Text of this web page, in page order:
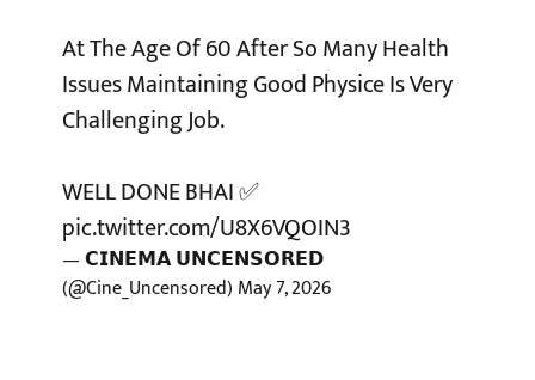
At The Age Of 60 After So Many Health
Issues Maintaining Good Physice Is Very
Challenging Job.
WELL DONE BHAI ✅
pic.twitter.com/U8X6VQOIN3
— 𝗖𝗜𝗡𝗘𝗠𝗔 𝗨𝗡𝗖𝗘𝗡𝗦𝗢𝗥𝗘𝗗
(@Cine_Uncensored) May 7, 2026